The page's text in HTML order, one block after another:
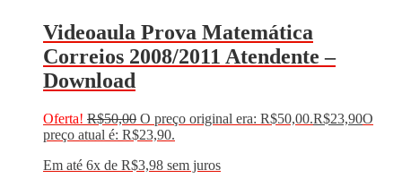
Videoaula Prova Matemática
Correios 2008/2011 Atendente –
Download
Oferta! R$50,00 O preço original era: R$50,00.R$23,90O
preço atual é: R$23,90.
Em até 6x de R$3,98 sem juros